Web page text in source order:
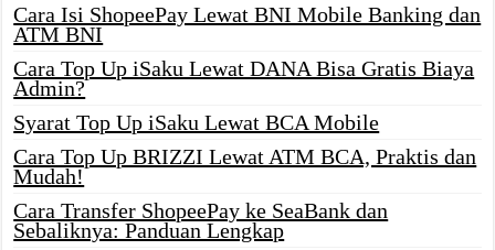
Cara Isi ShopeePay Lewat BNI Mobile Banking dan
ATM BNI
Cara Top Up iSaku Lewat DANA Bisa Gratis Biaya
Admin?
Syarat Top Up iSaku Lewat BCA Mobile
Cara Top Up BRIZZI Lewat ATM BCA, Praktis dan
Mudah!
Cara Transfer ShopeePay ke SeaBank dan
Sebaliknya: Panduan Lengkap